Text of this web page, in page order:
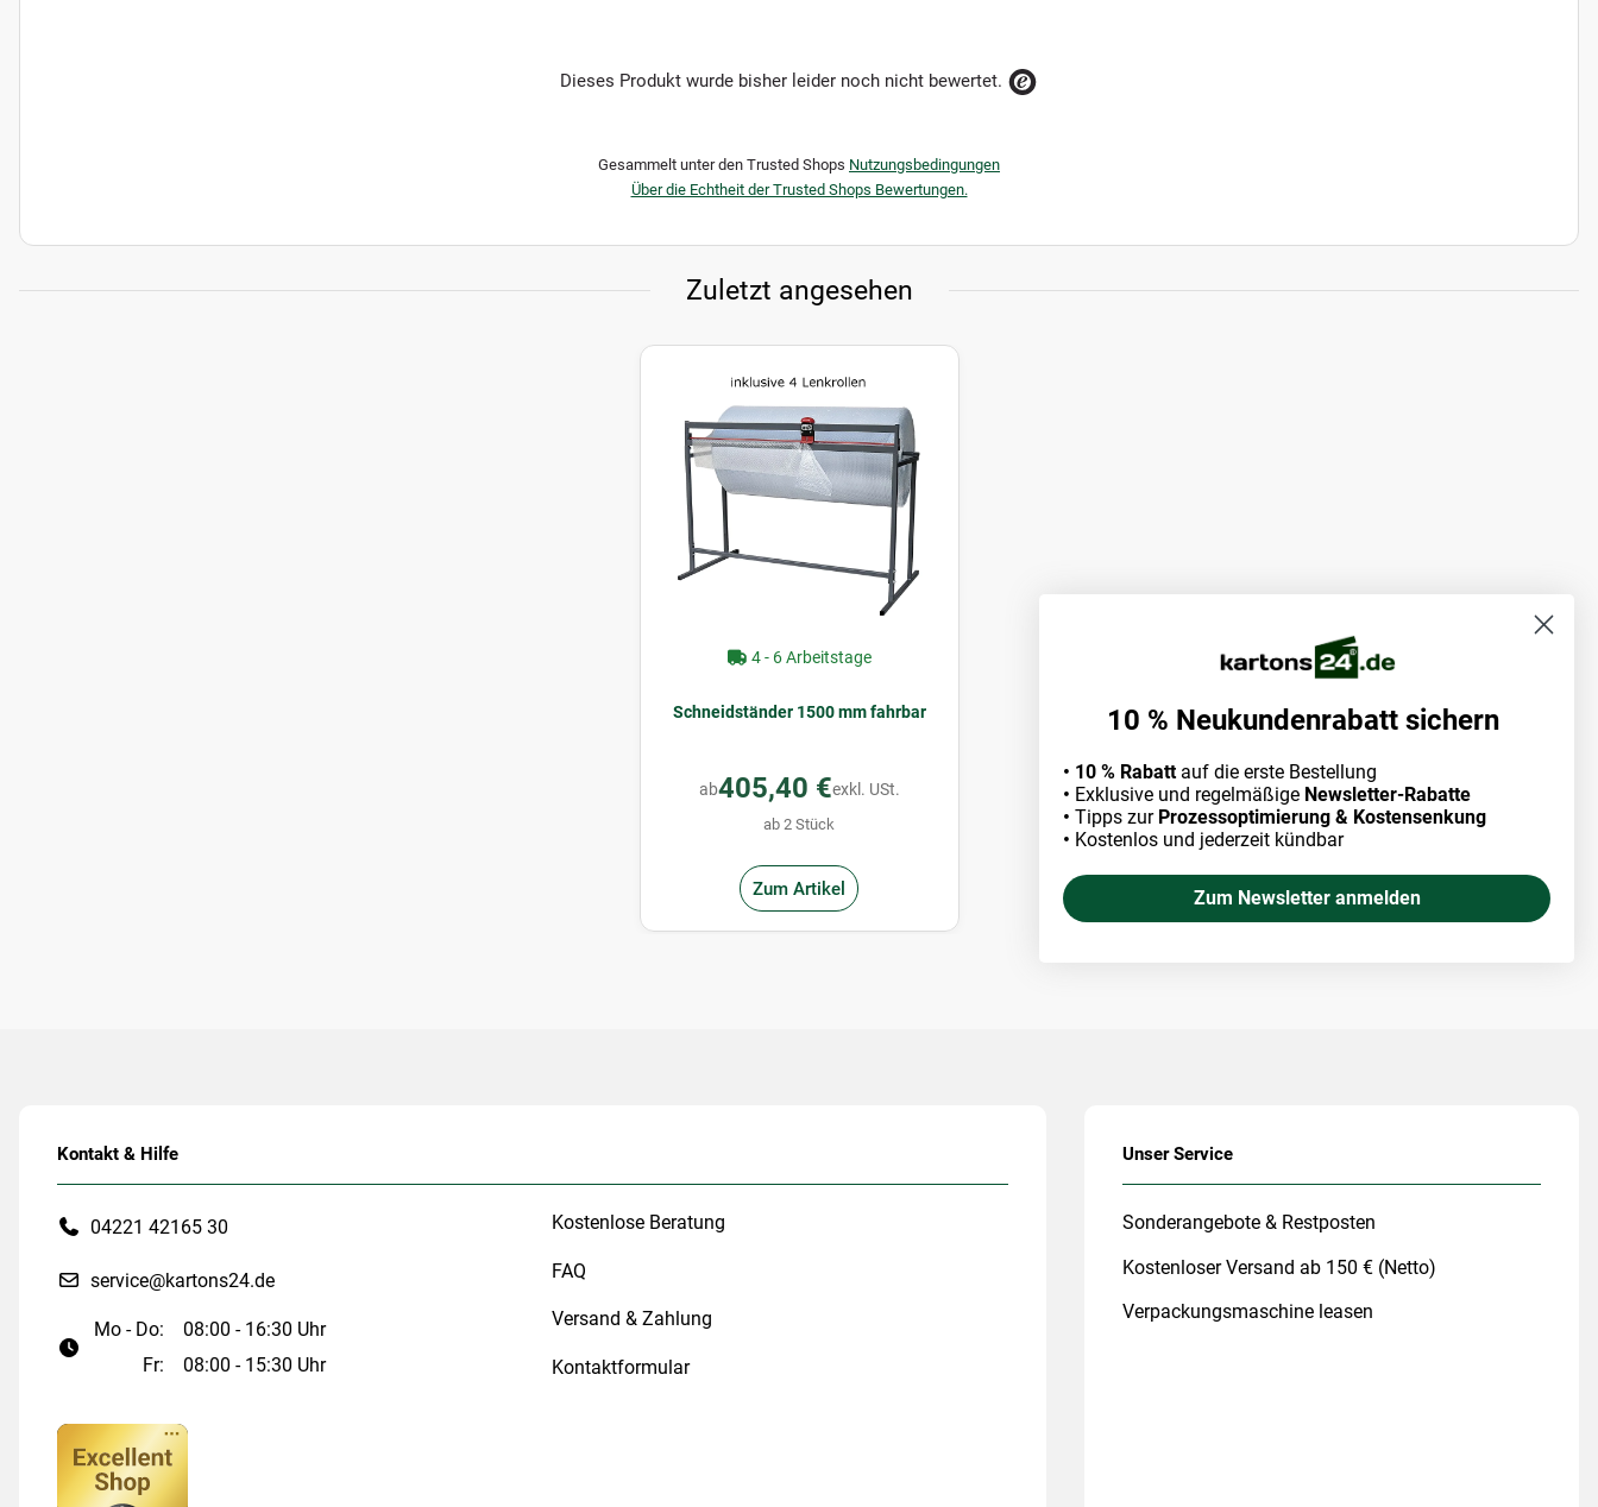
Dieses Produkt wurde bisher leider noch nicht bewertet.
Gesammelt unter den Trusted Shops Nutzungsbedingungen
Über die Echtheit der Trusted Shops Bewertungen.
Zuletzt angesehen
4 - 6 Arbeitstage
Schneidständer 1500 mm fahrbar
ab405,40 €exkl. USt.
ab 2 Stück
Zum Artikel
Kontakt & Hilfe
04221 42165 30
service@kartons24.de
Mo - Do:
08:00 - 16:30 Uhr
Fr:
08:00 - 15:30 Uhr
Kostenlose Beratung
FAQ
Versand & Zahlung
Kontaktformular
Unser Service
Sonderangebote & Restposten
Kostenloser Versand ab 150 € (Netto)
Verpackungsmaschine leasen
10 % Neukundenrabatt sichern
• 10 % Rabatt auf die erste Bestellung
• Exklusive und regelmäßige Newsletter-Rabatte
• Tipps zur Prozessoptimierung & Kostensenkung
• Kostenlos und jederzeit kündbar
Zum Newsletter anmelden